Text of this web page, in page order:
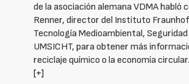
de la asociación alemana VDMA habló
Renner, director del Instituto
Tecnología Medioambiental,
UMSICHT, para obtener más
reciclaje químico o la economía circular.
[+]